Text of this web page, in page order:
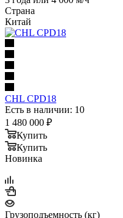
Страна
Китай
CHL CPD18
Есть в наличии: 10
1 480 000 ₽
Купить
Купить
Новинка
Грузоподъемность (кг)